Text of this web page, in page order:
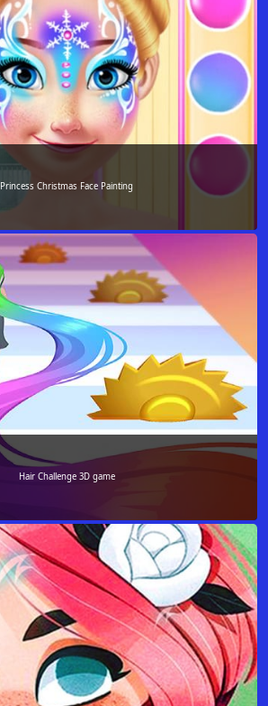
Princess Christmas Face Painting
Hair Challenge 3D game